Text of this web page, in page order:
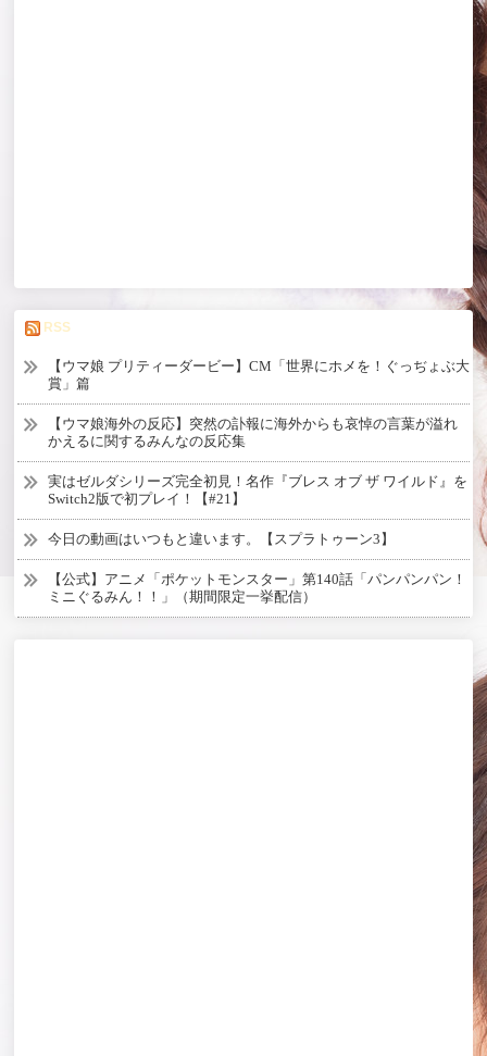
RSS
【ウマ娘 プリティーダービー】CM「世界にホメを！ぐっぢょぶ大
賞」篇
【ウマ娘海外の反応】突然の訃報に海外からも哀悼の言葉が溢れ
かえるに関するみんなの反応集
実はゼルダシリーズ完全初見！名作『ブレス オブ ザ ワイルド』を
Switch2版で初プレイ！【#21】
今日の動画はいつもと違います。【スプラトゥーン3】
【公式】アニメ「ポケットモンスター」第140話「パンパンパン！
ミニぐるみん！！」（期間限定一挙配信）